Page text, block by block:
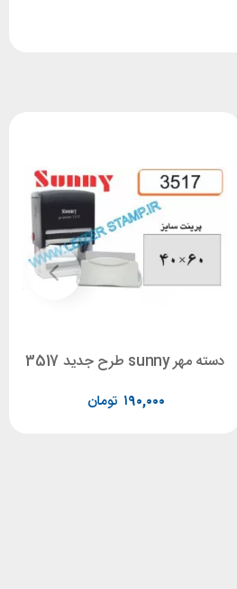
دسته مهر sunny طرح جدید 3517
تومان ۱۹۰,۰۰۰